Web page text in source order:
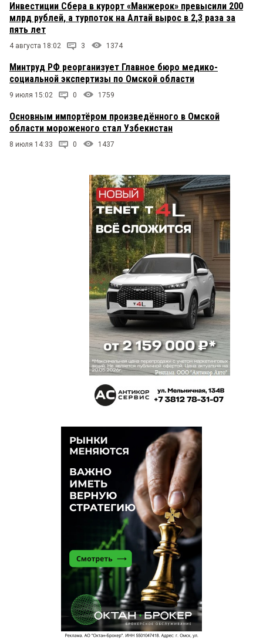
Инвестиции Сбера в курорт «Манжерок» превысили 200
млрд рублей, а турпоток на Алтай вырос в 2,3 раза за
пять лет
4 августа 18:02 3 1374
Минтруд РФ реорганизует Главное бюро медико-
социальной экспертизы по Омской области
9 июля 15:02 0 1759
Основным импортёром произведённого в Омской
области мороженого стал Узбекистан
8 июля 14:33 0 1437